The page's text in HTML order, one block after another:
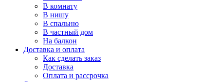
В комнату
В нишу
В спальню
В частный дом
На балкон
Доставка и оплата
Как сделать заказ
Доставка
Оплата и рассрочка